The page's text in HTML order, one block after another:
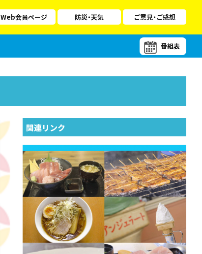
Web会員ページ 防災・天気 ご意見・ご感想
番組表
関連リンク